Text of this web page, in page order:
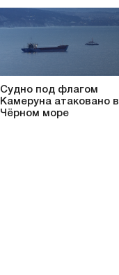
Судно под флагом
Камеруна атаковано в
Чёрном море